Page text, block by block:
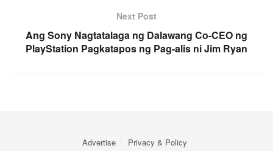
Next Post
Ang Sony Nagtatalaga ng Dalawang Co-CEO ng
PlayStation Pagkatapos ng Pag-alis ni Jim Ryan
Advertise Privacy & Policy